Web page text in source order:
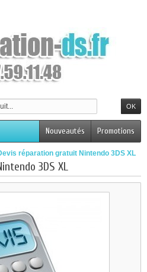
Promotions
Nouveautés
réparation gratuit Nintendo 3DS XL
3DS XL